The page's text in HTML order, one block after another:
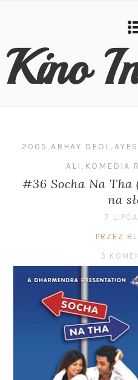
Kino
2005 ,ABHAY DEOL,
ALI , KOMEDIA
#36 Socha Na
na
7
PRZEZ
3